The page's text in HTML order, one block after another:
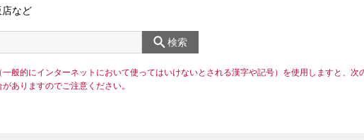
店など
検索
般的にインターネットにおいて使ってはいけないとされる漢字や記号）を使用しますと、次
ありますのでご注意ください。